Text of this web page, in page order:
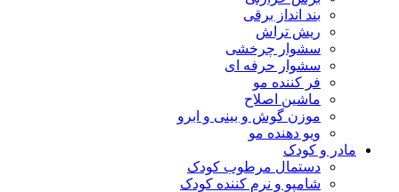
بند انداز برقی
ریش تراش
سشوار چرخشی
سشوار حرفه ای
فر کننده‌ مو
ماشین اصلاح
موزن گوش و بینی و ابرو
ویو دهنده مو
مادر و کودک
دستمال مرطوب کودک
شامپو و نرم کننده کودک